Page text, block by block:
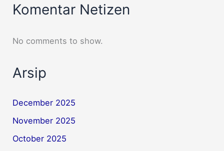
Komentar Netizen
No comments to show.
Arsip
December 2025
November 2025
October 2025